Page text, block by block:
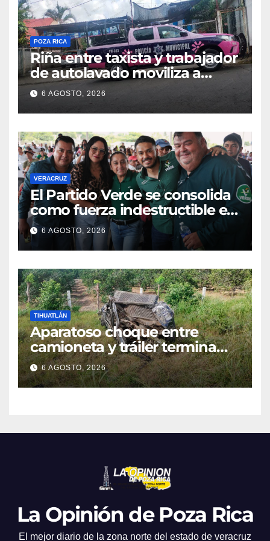
POZA RICA
Riña entre taxista y trabajador
de autolavado moviliza a
policías en Poza Rica
6 AGOSTO, 2026
VERACRUZ
​El Partido Verde se consolida
como fuerza indestructible en
la zona norte de Veracruz
6 AGOSTO, 2026
TIHUATLÁN
Aparatoso choque entre
camioneta y tráiler termina
con ambas unidades fuera de
la carretera en Tihuatlán
6 AGOSTO, 2026
La Opinión de Poza Rica
El mejor diario de la zona norte del estado de veracruz